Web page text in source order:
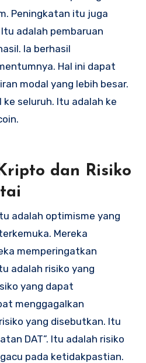
Peningkatan itu juga
adalah pembaruan
Ia berhasil
Hal ini dapat
modal yang lebih besar.
seluruh. Itu adalah ke
dan Risiko
adalah optimisme yang
Mereka
memperingatkan
adalah risiko yang
yang dapat
menggagalkan
yang disebutkan. Itu
DAT”. Itu adalah risiko
pada ketidakpastian.